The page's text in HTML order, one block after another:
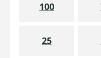
100
25